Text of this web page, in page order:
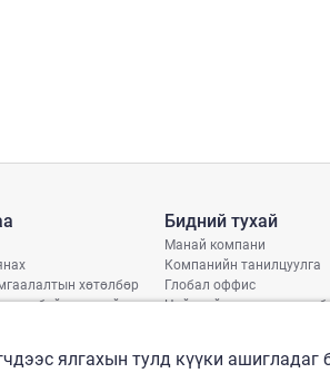
хөтөлбөр
байдлын тайлан
Бидний тухай
Манай компани
Компанийн танилцуулга
Глобал оффис
Нийгмийн хариуцлагын
ялгахын тулд күүки